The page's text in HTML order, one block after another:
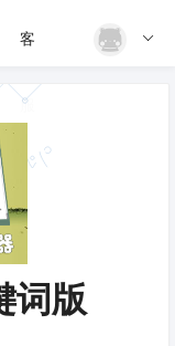
客
服
词版